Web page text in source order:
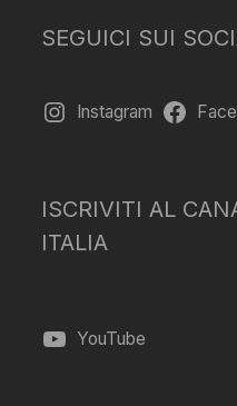
SEGUICI SUI
Instagram
ISCRIVITI AL
ITALIA
YouTube